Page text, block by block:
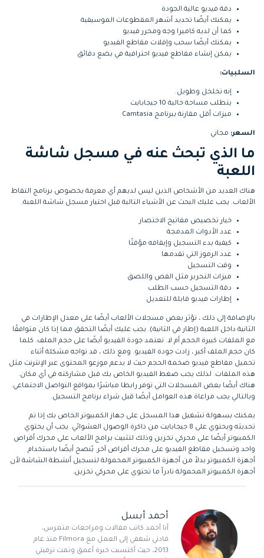
دقة فيديو عالية الجودة
يمكنك أيضًا تحديد أشهر المقطوعات الموسيقية
كما أن لديه كاميرا وجه ومحرر فيديو
يمكنك أيضًا سحب وإفلات مقاطع الفيديو
يمكن إنشاء مقاطع فيديو احترافية في بضع دقائق
السلبيات:
إنه تخلخل وطويل.
يتطلب مساحة خالية 10 جيجابايت
ميزات أقل مقارنة ببرنامج Camtasia
السعر: مجاني
ما الذي تبحث عنه في مسجل شاشة
اللعبة
هناك العديد من الأشخاص الذين ليس لديهم أي معرفة بخصوص برنامج التقاط
الألعاب. يجب عليك البحث عن الأشياء التالية قبل اختيار مسجل شاشة اللعبة.
خيار تخصيص مفاتيح الاختصار
عدد الأدوات المدمجة
كيفية بدء التسجيل وإيقافه مؤقتًا
عدد الرموز التي تقدمها
وقت التسجيل
ميزات التحرير مثل القص واللصق
دقة التسجيل حسب الطلب
إطارات فيديو قابلة للتعديل
بالإضافة إلى ذلك ، تؤثر بعض مسجلات الألعاب أيضًا على معدل الإطارات في
الثانية داخل اللعبة (إطار في الثانية). يجب عليك أيضًا التحقق مما إذا كان متوافقًا
مع الملفات كبيرة الحجم أم لا. تعتمد جودة الفيديو أيضًا على حجم الملف. كلما
كان حجم الملف أكبر ، زادت جودة الفيديو. ومع ذلك ، قد تواجه مشكلة أثناء
تحميل مقاطع فيديو ضخمة الحجم حيث لا يدعم موزعو المحتوى عبر الإنترنت مثل
هذه الملفات. لذلك يجب ضغط الفيديو الخاص بك قبل مشاركته في أي مكان.
هناك أيضًا بعض المسجلات التي توفر رابطا مباشرًا بمواقع التواصل الاجتماعي.
وبالتالي يجب مراعاة هذه العوامل أيضًا قبل شراء برنامج التسجيل.
يمكنك بسهولة تشغيل هذا المسجل على جهاز الكمبيوتر الخاص بك إذا تم
تحديثه ويحتوي على 8 جيجابايت من ذاكرة الوصول العشوائي. يجب أن يحتوي
الكمبيوتر أيضًا على محركي تخزين وذلك لتثبيت برامج الألعاب على محرك أقراص
واحد وتسجيل مقاطع الفيديو على محرك أقراص آخر. يُنصح أيضًا باستخدام
أجهزة الكمبيوتر بدلاً من أجهزة الكمبيوتر المحمولة لتسجيل أنشطة الشاشة لأن
أجهزة الكمبيوتر المحمولة نادراً ما تحتوي على محركي تخزين.
أحمد أبسل
أنا أحمد كاتب مقالات ومراجعات متمرس،
قادني شغفي إلى العمل مع Filmora منذ عام
2013، حيث أكتسبت خبرة أعمق وتمت ترقيتي